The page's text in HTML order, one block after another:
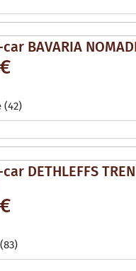
BAVARIA
(42)
DETHLEFFS